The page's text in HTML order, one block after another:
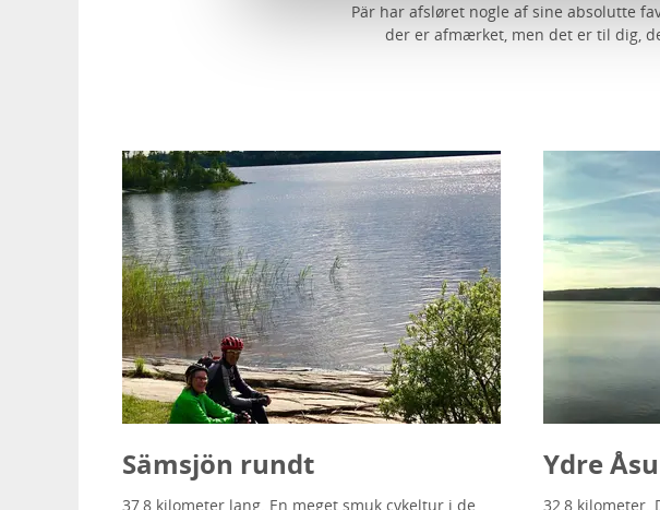
Pär har afsløret nogle af sine absolutte
der er afmærket, men det er til dig,
Sämsjön rundt
37,8 kilometer lang. En meget smuk cykeltur i de
Ydre
32,8 kilometer.